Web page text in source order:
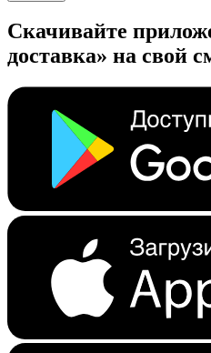
Скачивайте
доставка» на свой